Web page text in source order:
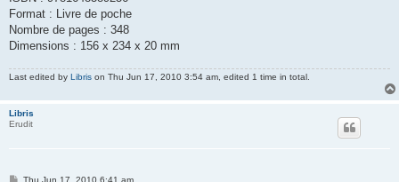
Format : Livre de poche
Nombre de pages : 348
Dimensions : 156 x 234 x 20 mm
Last edited by Libris on Thu Jun 17, 2010 3:54 am, edited 1 time in total.
Libris
Erudit
PThu Jun 17, 2010 6:41 am